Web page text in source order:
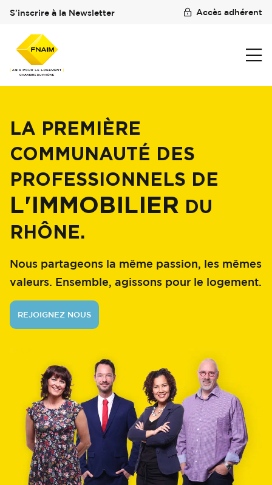
S'inscrire à la Newsletter Accès adhérent
LA PREMIÈRE
COMMUNAUTÉ DES
PROFESSIONNELS DE
L'IMMOBILIER DU
RHÔNE.
Nous partageons la même passion, les mêmes
valeurs. Ensemble, agissons pour le logement.
REJOIGNEZ NOUS